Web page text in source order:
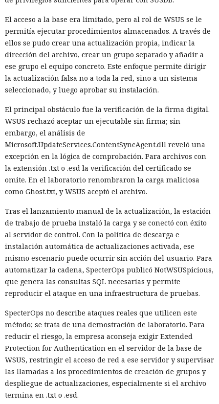
El acceso a la base era limitado, pero al rol de WSUS se le
permitía ejecutar procedimientos almacenados. A través de
ellos se pudo crear una actualización propia, indicar la
dirección del archivo, crear un grupo separado y añadir a
ese grupo el equipo concreto. Este enfoque permite dirigir
la actualización falsa no a toda la red, sino a un sistema
seleccionado, y luego aprobar su instalación.
El principal obstáculo fue la verificación de la firma digital.
WSUS rechazó aceptar un ejecutable sin firma; sin
embargo, el análisis de
Microsoft.UpdateServices.ContentSyncAgent.dll reveló una
excepción en la lógica de comprobación. Para archivos con
la extensión .txt o .esd la verificación del certificado se
omite. En el laboratorio renombraron la carga maliciosa
como Ghost.txt, y WSUS aceptó el archivo.
Tras el lanzamiento manual de la actualización, la estación
de trabajo de prueba instaló la carga y se conectó con éxito
al servidor de control. Con la política de descarga e
instalación automática de actualizaciones activada, ese
mismo escenario puede ocurrir sin acción del usuario. Para
automatizar la cadena, SpecterOps publicó NotWSUSpicious,
que genera las consultas SQL necesarias y permite
reproducir el ataque en una infraestructura de pruebas.
SpecterOps no describe ataques reales que utilicen este
método; se trata de una demostración de laboratorio. Para
reducir el riesgo, la empresa aconseja exigir Extended
Protection for Authentication en el servidor de la base de
WSUS, restringir el acceso de red a ese servidor y supervisar
las llamadas a los procedimientos de creación de grupos y
despliegue de actualizaciones, especialmente si el archivo
termina en .txt o .esd.